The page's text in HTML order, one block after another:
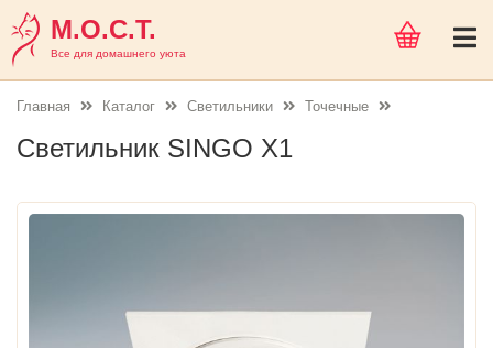
М.О.С.Т.
Все для домашнего уюта
Главная Каталог Светильники Точечные
Светильник SINGO X1